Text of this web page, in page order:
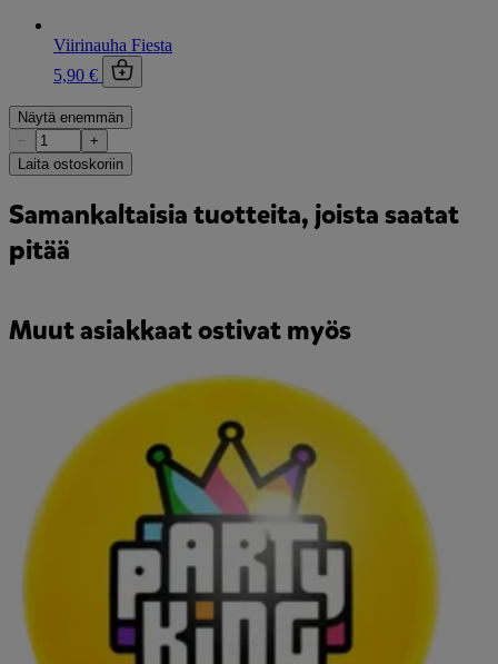
Viirinauha Fiesta
5,90 €
Näytä enemmän
−
+
Laita ostoskoriin
Samankaltaisia tuotteita, joista saatat
pitää
Muut asiakkaat ostivat myös